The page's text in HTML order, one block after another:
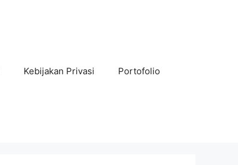
Kebijakan Privasi Portofolio